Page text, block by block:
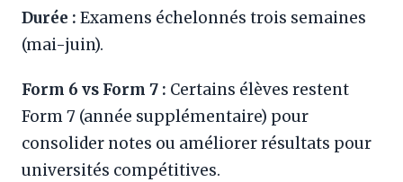
Durée : Examens échelonnés trois semaines
(mai-juin).
Form 6 vs Form 7 : Certains élèves restent
Form 7 (année supplémentaire) pour
consolider notes ou améliorer résultats pour
universités compétitives.